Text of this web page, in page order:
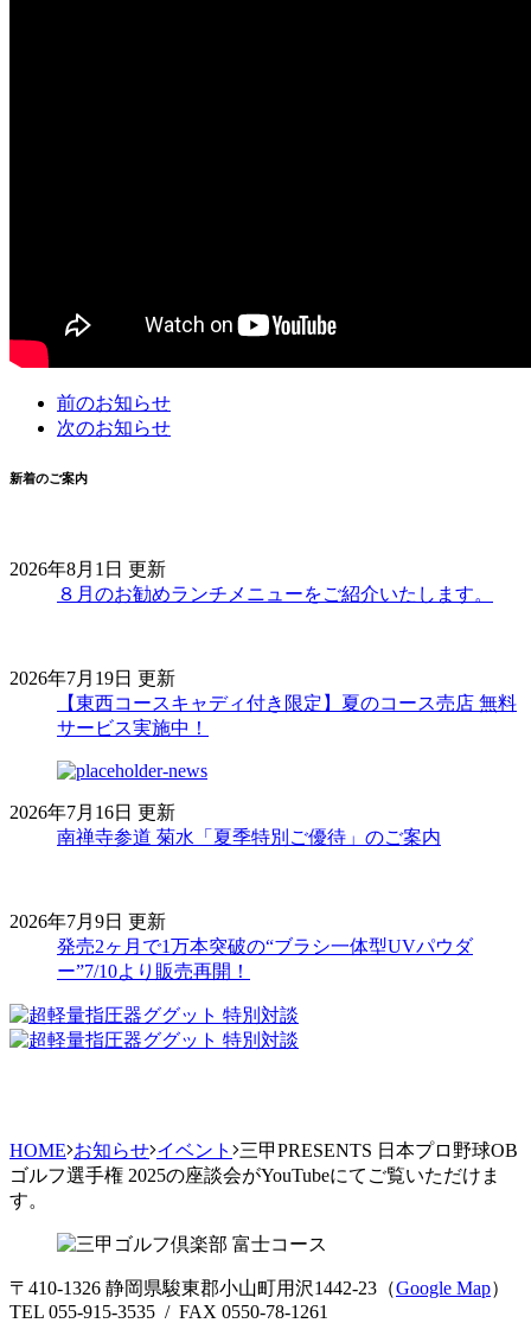
前のお知らせ
次のお知らせ
新着のご案内
2026年8月1日 更新
８月のお勧めランチメニューをご紹介いたします。
2026年7月19日 更新
【東西コースキャディ付き限定】夏のコース売店 無料
サービス実施中！
2026年7月16日 更新
南禅寺参道 菊水「夏季特別ご優待」のご案内
2026年7月9日 更新
発売2ヶ月で1万本突破の“ブラシ一体型UVパウダ
ー”7/10より販売再開！
HOME お知らせ イベント
三甲PRESENTS 日本プロ野球OB
ゴルフ選手権 2025の座談会がYouTubeにてご覧いただけま
す。
〒410-1326 静岡県駿東郡小山町用沢1442-23（Google Map）
TEL 055-915-3535 / FAX 0550-78-1261